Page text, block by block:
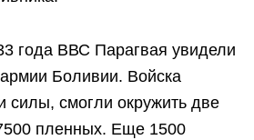
года ВВС Парагвая увидели
Боливии. Войска
силы, смогли окружить две
пленных. Еще 1500